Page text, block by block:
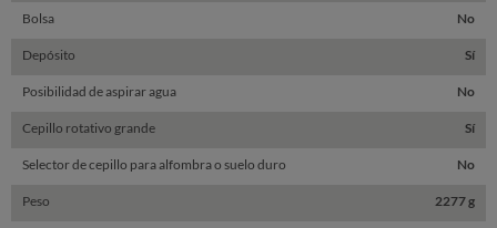
Bolsa No
Depósito Sí
Posibilidad de aspirar agua No
Cepillo rotativo grande Sí
Selector de cepillo para alfombra o suelo duro No
Peso 2277 g